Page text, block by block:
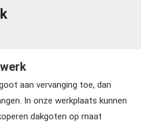
aan vervanging toe, dan
In onze werkplaats kunnen
dakgoten op maat